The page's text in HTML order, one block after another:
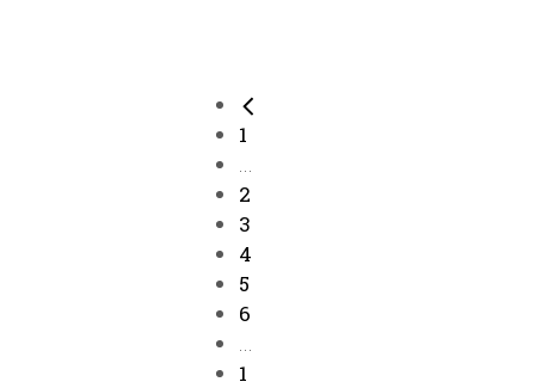
1
...
2
3
4
5
6
...
1